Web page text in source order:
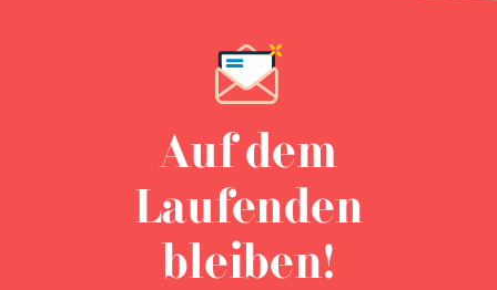
Auf dem
Laufenden
bleiben!